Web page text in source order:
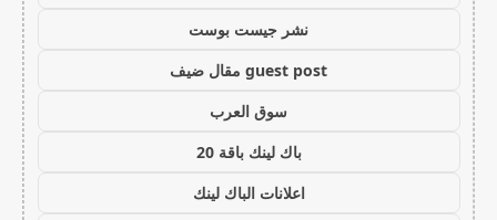
نشر جيست بوست
guest post مقال ضيف
سوق العرب
باك لينك باقة 20
اعلانات الباك لينك